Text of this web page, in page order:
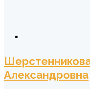
Александровна